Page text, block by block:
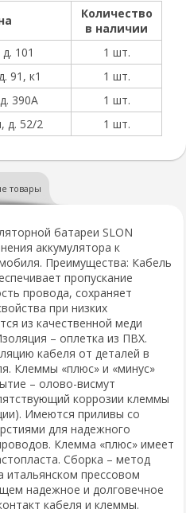
Количество
в наличии
101
1 шт.
91, к1
1 шт.
390А
1 шт.
д. 52/2
1 шт.
товары
батареи SLON
аккумулятора к
Преимущества: Кабель
пропускание
провода, сохраняет
при низких
из качественной меди
– оплетка из ПВХ.
кабеля от деталей в
Клеммы «плюс» и «минус»
– олово-висмут
коррозии клеммы
Имеются приливы со
для надежного
Клемма «плюс» имеет
Сборка – метод
итальянском прессовом
надежное и долговечное
кабеля и клеммы.